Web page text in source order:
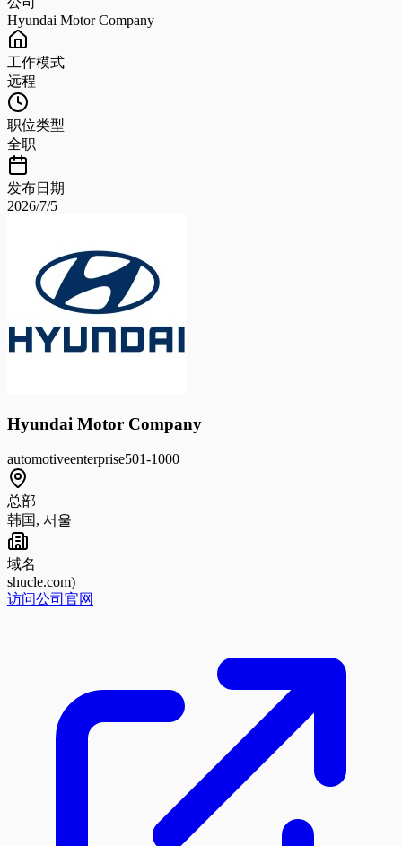
Hyundai Motor Company
工作模式
远程
职位类型
全职
发布日期
2026/7/5
Hyundai Motor Company
automotiveenterprise501-1000
总部
韩国, 서울
域名
shucle.com)
访问公司官网